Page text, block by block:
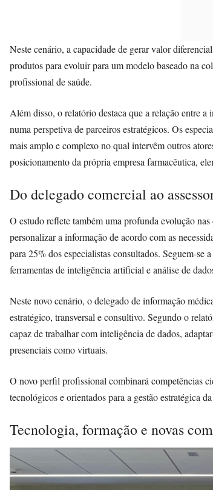
Neste cenário, a capacidade de gerar valor
produtos para evoluir para um modelo baseado na
profissional de saúde.
Além disso, o relatório destaca que a relação entre a
numa perspetiva de parceiros estratégicos. Os
mais amplo e complexo no qual intervêm outros
posicionamento da própria empresa farmacêutica,
Do delegado comercial ao
O estudo reflete também uma profunda evolução
personalizar a informação de acordo com as
para 25% dos especialistas consultados. Seguem-
ferramentas de inteligência artificial e análise de
Neste novo cenário, o delegado de informação
estratégico, transversal e consultivo. Segundo o
capaz de trabalhar com inteligência de dados,
presenciais como virtuais.
O novo perfil profissional combinará competências
tecnológicos e orientados para a gestão estratégica
Tecnologia, formação e novas